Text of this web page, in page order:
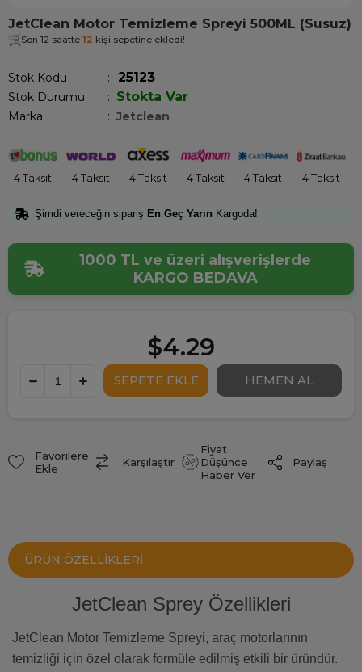
JetClean Motor Temizleme Spreyi 500ML (Susuz)
Son 12 saatte 12 kişi sepetine ekledi!
Stok Kodu 25123
Stok Durumu : Stokta Var
Marka : Jetclean
4 Taksit 4 Taksit 4 Taksit 4 Taksit 4 Taksit 4 Taksit
Şimdi vereceğin sipariş En Geç Yarın Kargoda!
1000 TL ve üzeri alışverişlerde
KARGO BEDAVA
$4.29
Favorilere
Ekle
Karşılaştır
Fiyat
Düşünce
Haber Ver
Paylaş
ÜRÜN ÖZELLIKLERI
JetClean Sprey Özellikleri
JetClean Motor Temizleme Spreyi, araç motorlarının
temizliği için özel olarak formüle edilmiş etkili bir üründür.